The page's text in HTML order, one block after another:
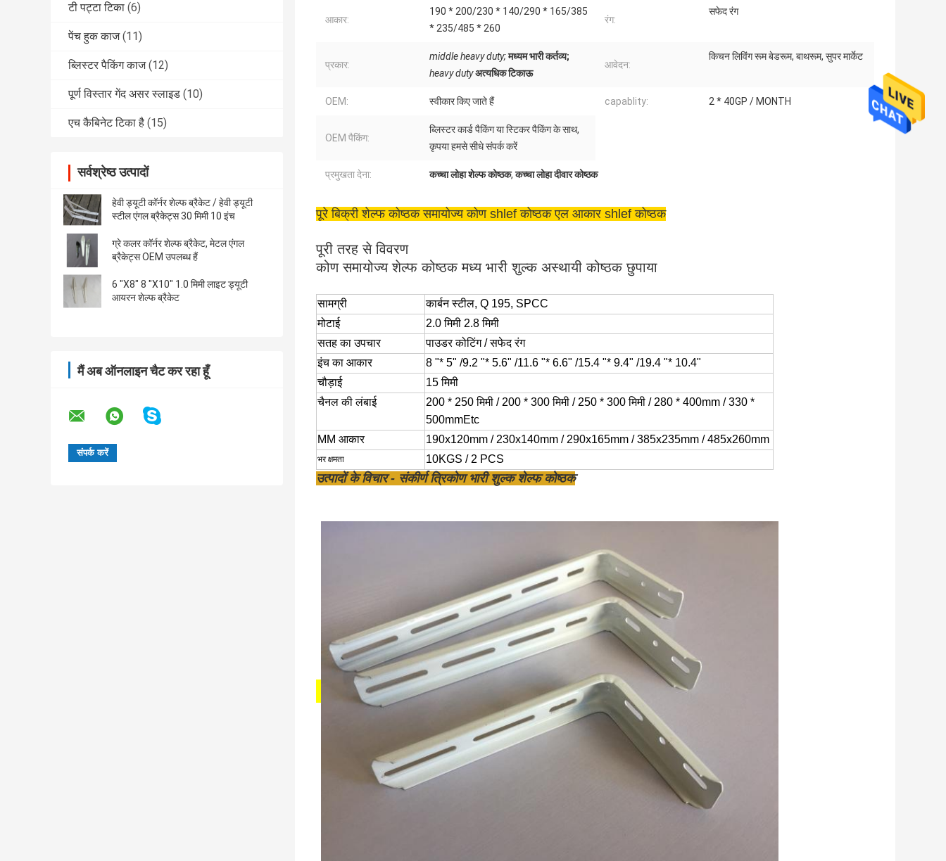
टी पट्टा टिका (6)
पेंच हुक काज (11)
ब्लिस्टर पैकिंग काज (12)
पूर्ण विस्तार गेंद असर स्लाइड (10)
एच कैबिनेट टिका है (15)
सर्वश्रेष्ठ उत्पादों
हेवी ड्यूटी कॉर्नर शेल्फ ब्रैकेट / हेवी ड्यूटी
स्टील एंगल ब्रैकेट्स 30 मिमी 10 इंच
ग्रे कलर कॉर्नर शेल्फ ब्रैकेट, मेटल एंगल
ब्रैकेट्स OEM उपलब्ध हैं
6 "X8" 8 "X10" 1.0 मिमी लाइट ड्यूटी
आयरन शेल्फ ब्रैकेट
मैं अब ऑनलाइन चैट कर रहा हूँ
आकार:
190 * 200/230 * 140/290 * 165/385
* 235/485 * 260
रंग:
सफेद रंग
प्रकार:
middle heavy duty;मध्यम भारी कर्तव्य;
heavy dutyअत्यधिक टिकाऊ
आवेदन:
किचन लिविंग रूम बेडरूम, बाथरूम, सुपर मार्केट
OEM: स्वीकार किए जाते हैं capablity: 2 * 40GP / MONTH
OEM पैकिंग:
ब्लिस्टर कार्ड पैकिंग या स्टिकर पैकिंग के साथ,
कृपया हमसे सीधे संपर्क करें
प्रमुखता देना: कच्चा लोहा शेल्फ कोष्ठक,कच्चा लोहा दीवार कोष्ठक
पूरे बिक्री शेल्फ कोष्ठक समायोज्य कोण shlef कोष्ठक एल आकार shlef कोष्ठक
पूरी तरह से विवरण
कोण समायोज्य शेल्फ कोष्ठक मध्य भारी शुल्क अस्थायी कोष्ठक छुपाया
सामग्री
कार्बन स्टील, Q 195, SPCC
मोटाई
2.0 मिमी 2.8 मिमी
सतह का उपचार
पाउडर कोटिंग / सफेद रंग
इंच का आकार
8 "* 5" /9.2 "* 5.6" /11.6 "* 6.6" /15.4 "* 9.4" /19.4 "* 10.4"
चौड़ाई
15 मिमी
चैनल की लंबाई
200 * 250 मिमी / 200 * 300 मिमी / 250 * 300 मिमी / 280 * 400mm / 330 *
500mmEtc
MM आकार
190x120mm / 230x140mm / 290x165mm / 385x235mm / 485x260mm
भर क्षमता 10KGS / 2 PCS
उत्पादों के विचार - संकीर्ण त्रिकोण भारी शुल्क शेल्फ कोष्ठक